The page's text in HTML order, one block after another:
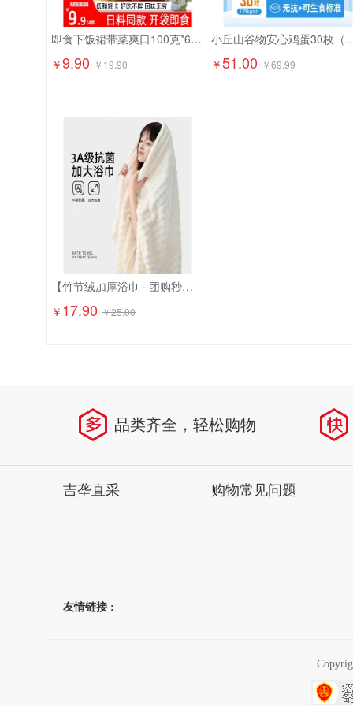
即食下饭裙带菜爽口100克*6袋9.9元精选大连海藻 日料店同款！
￥9.90 ￥19.90
小丘山谷物安心鸡
￥51.00 ￥69.99
【竹节绒加厚浴巾 · 团购秒杀】17.9元抢2条！ 成人加大加厚，吸水快、超柔软！
￥ 17.90 ￥25.00
品类齐全，轻松购物
吉垄直采 购物常见问题
友情链接 :